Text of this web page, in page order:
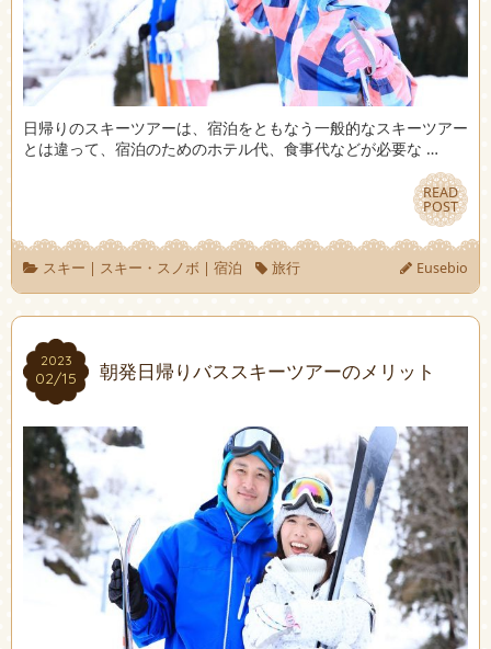
日帰りのスキーツアーは、宿泊をともなう一般的なスキーツアー
とは違って、宿泊のためのホテル代、食事代などが必要な …
READ
POST
READ
POST
スキー | スキー・スノボ | 宿泊 旅行 Eusebio
2023
02/15
2023
02/15 朝発日帰りバススキーツアーのメリット